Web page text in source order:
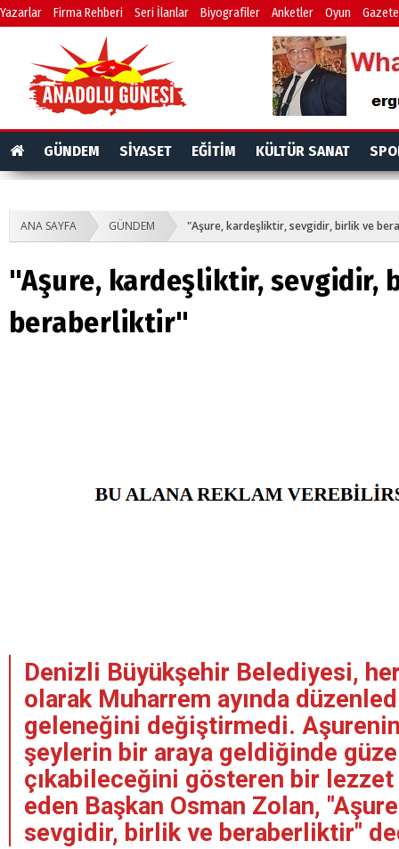
Yazarlar Firma Rehberi Seri İlanlar Biyografiler Anketler Oyun
GÜNDEM SİYASET EĞİTİM KÜLTÜR SANAT
ANA SAYFA GÜNDEM "Aşure, kardeşliktir, sevgidir, birlik ve
"Aşure, kardeşliktir, sevgidir,
beraberliktir"
Denizli Büyükşehir Belediyesi,
olarak Muharrem ayında
geleneğini değiştirmedi.
şeylerin bir araya geldiğinde
çıkabileceğini gösteren bir
eden Başkan Osman Zolan,
sevgidir, birlik ve beraberliktir"